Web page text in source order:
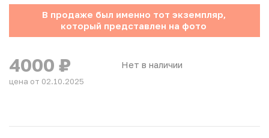
Наборы монет
Инвестиционные монеты
В продаже был именно тот экземпляр,
который представлен на фото
Нет в наличии
4000 ₽
цена от 02.10.2025